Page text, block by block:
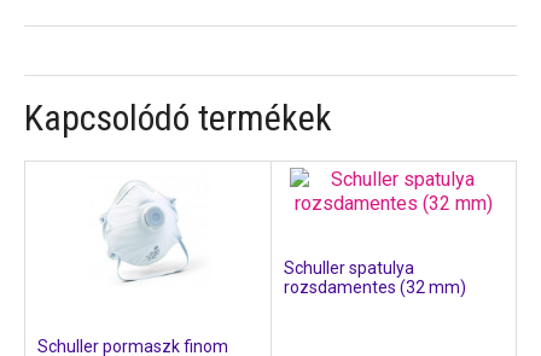
Kapcsolódó termékek
Schuller pormaszk finom
Schuller spatulya
rozsdamentes (32 mm)